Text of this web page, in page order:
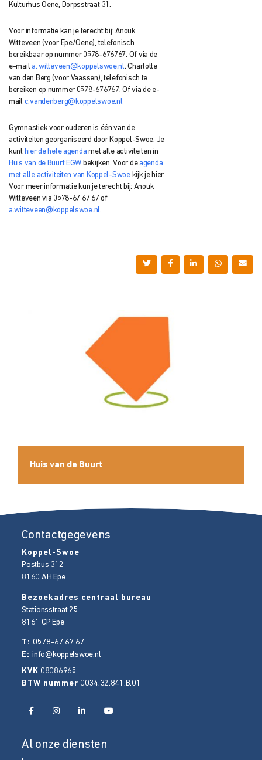
Kulturhus Oene, Dorpsstraat 31.
Voor informatie kan je terecht bij: Anouk
Witteveen (voor Epe/Oene), telefonisch
bereikbaar op nummer 0578-676767. Of via de
e-mail a. witteveen@koppelswoe.nl . Charlotte
van den Berg (voor Vaassen), telefonisch te
bereiken op nummer 0578-676767. Of via de e-
mail c.vandenberg@koppelswoe.nl
Gymnastiek voor ouderen is één van de
activiteiten georganiseerd door Koppel-Swoe. Je
kunt hier de hele agenda met alle activiteiten in
Huis van de Buurt EGW bekijken. Voor de agenda
met alle activiteiten van Koppel-Swoekijk je hier.
Voor meer informatie kun je terecht bij: Anouk
Witteveen via 0578-67 67 67 of
a.witteveen@koppelswoe.nl
Huis van de Buurt
Contactgegevens
Koppel-Swoe
Postbus 312
8160 AH Epe
Bezoekadres centraal bureau
Stationsstraat 25
8161 CP Epe
T: 0578-67 67 67
E:info@koppelswoe.nl
KVK 08086965
BTW nummer 0034.32.841.B.01
Al onze diensten